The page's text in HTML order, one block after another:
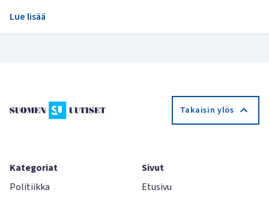
Lue lisää
Takaisin ylös
Kategoriat
Politiikka
Sivut
Etusivu